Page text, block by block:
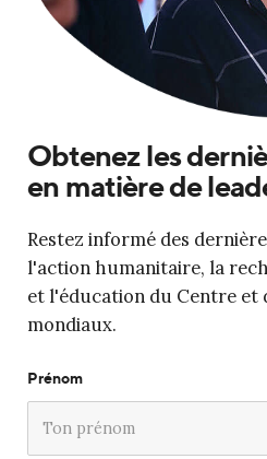
Obtenez les
en matière de
Restez informé des
l'action humanitaire, la
et l'éducation du Centre et
mondiaux.
Prénom